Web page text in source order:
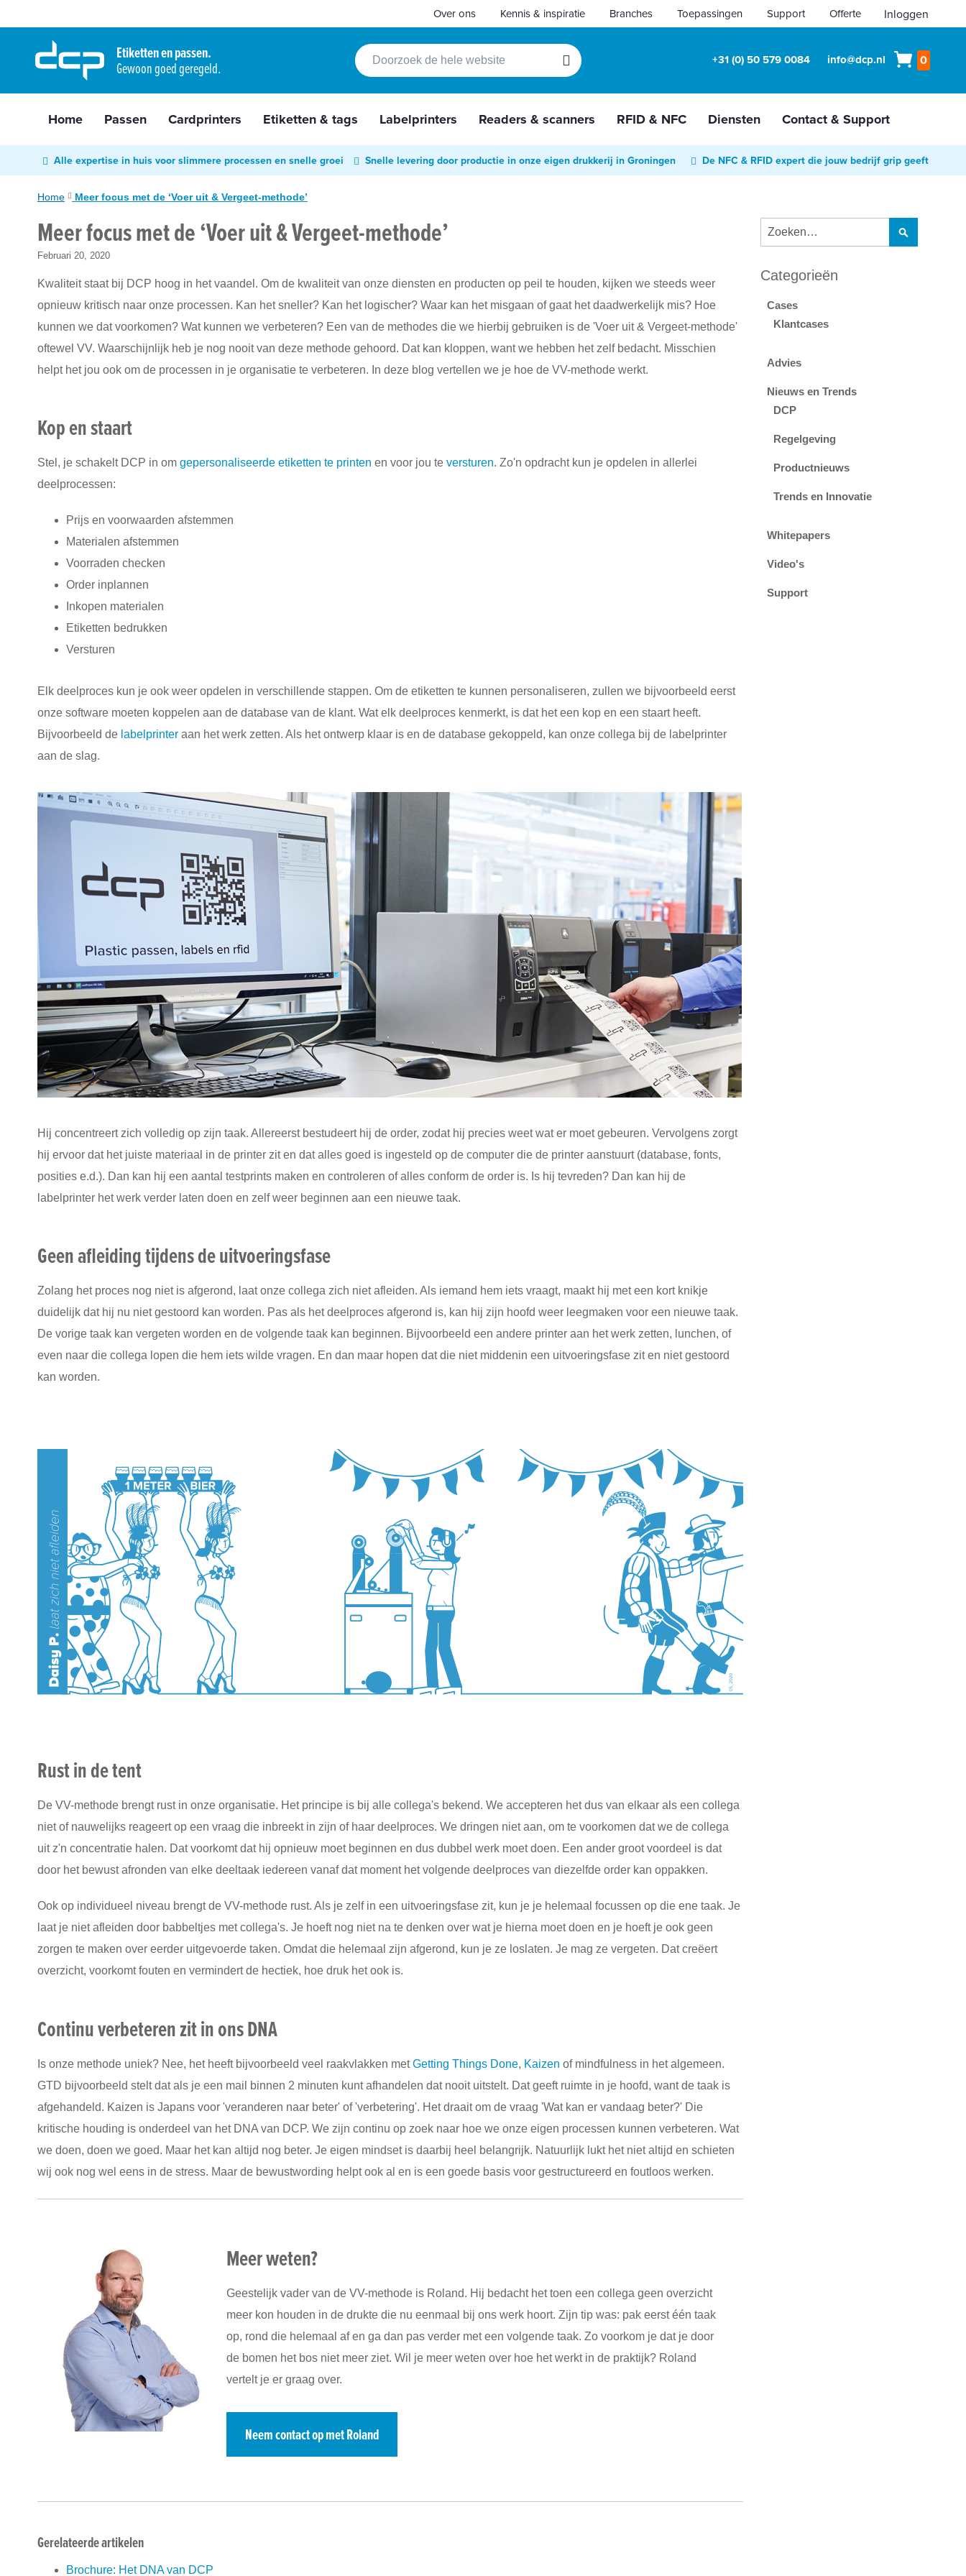
naar
de
inhoud
Inloggen
Over ons Kennis & inspiratie Branches Toepassingen Support Offerte
Etiketten en passen.
Gewoon goed geregeld. Zoek
Zoek +31 (0) 50 579 0084 info@dcp.nl 0
Passen
Cardprinters
&
Readers
&
Contact
Support
Home Passen Cardprinters Etiketten & tags Labelprinters Readers & scanners RFID & NFC Diensten Contact & Support
Alle expertise in huis voor slimmere processen en snelle groei Snelle levering door productie in onze eigen drukkerij in Groningen De NFC & RFID expert die jouw bedrijf grip geeft
Home Meer focus met de ‘Voer uit & Vergeet-methode’
Meer focus met de ‘Voer uit & Vergeet-methode’
Februari 20, 2020
Kwaliteit staat bij DCP hoog in het vaandel. Om de kwaliteit van onze diensten en producten op peil te houden, kijken we steeds weer
opnieuw kritisch naar onze processen. Kan het sneller? Kan het logischer? Waar kan het misgaan of gaat het daadwerkelijk mis? Hoe
kunnen we dat voorkomen? Wat kunnen we verbeteren? Een van de methodes die we hierbij gebruiken is de 'Voer uit & Vergeet-methode'
oftewel VV. Waarschijnlijk heb je nog nooit van deze methode gehoord. Dat kan kloppen, want we hebben het zelf bedacht. Misschien
helpt het jou ook om de processen in je organisatie te verbeteren. In deze blog vertellen we je hoe de VV-methode werkt.
Kop en staart
Stel, je schakelt DCP in om gepersonaliseerde etiketten te printen en voor jou te versturen. Zo'n opdracht kun je opdelen in allerlei
deelprocessen:
Prijs en voorwaarden afstemmen
Materialen afstemmen
Voorraden checken
Order inplannen
Inkopen materialen
Etiketten bedrukken
Versturen
Elk deelproces kun je ook weer opdelen in verschillende stappen. Om de etiketten te kunnen personaliseren, zullen we bijvoorbeeld eerst
onze software moeten koppelen aan de database van de klant. Wat elk deelproces kenmerkt, is dat het een kop en een staart heeft.
Bijvoorbeeld de labelprinter aan het werk zetten. Als het ontwerp klaar is en de database gekoppeld, kan onze collega bij de labelprinter
aan de slag.
Hij concentreert zich volledig op zijn taak. Allereerst bestudeert hij de order, zodat hij precies weet wat er moet gebeuren. Vervolgens zorgt
hij ervoor dat het juiste materiaal in de printer zit en dat alles goed is ingesteld op de computer die de printer aanstuurt (database, fonts,
posities e.d.). Dan kan hij een aantal testprints maken en controleren of alles conform de order is. Is hij tevreden? Dan kan hij de
labelprinter het werk verder laten doen en zelf weer beginnen aan een nieuwe taak.
Geen afleiding tijdens de uitvoeringsfase
Zolang het proces nog niet is afgerond, laat onze collega zich niet afleiden. Als iemand hem iets vraagt, maakt hij met een kort knikje
duidelijk dat hij nu niet gestoord kan worden. Pas als het deelproces afgerond is, kan hij zijn hoofd weer leegmaken voor een nieuwe taak.
De vorige taak kan vergeten worden en de volgende taak kan beginnen. Bijvoorbeeld een andere printer aan het werk zetten, lunchen, of
even naar die collega lopen die hem iets wilde vragen. En dan maar hopen dat die niet middenin een uitvoeringsfase zit en niet gestoord
kan worden.
Rust in de tent
De VV-methode brengt rust in onze organisatie. Het principe is bij alle collega's bekend. We accepteren het dus van elkaar als een collega
niet of nauwelijks reageert op een vraag die inbreekt in zijn of haar deelproces. We dringen niet aan, om te voorkomen dat we de collega
uit z'n concentratie halen. Dat voorkomt dat hij opnieuw moet beginnen en dus dubbel werk moet doen. Een ander groot voordeel is dat
door het bewust afronden van elke deeltaak iedereen vanaf dat moment het volgende deelproces van diezelfde order kan oppakken.
Ook op individueel niveau brengt de VV-methode rust. Als je zelf in een uitvoeringsfase zit, kun je je helemaal focussen op die ene taak. Je
laat je niet afleiden door babbeltjes met collega's. Je hoeft nog niet na te denken over wat je hierna moet doen en je hoeft je ook geen
zorgen te maken over eerder uitgevoerde taken. Omdat die helemaal zijn afgerond, kun je ze loslaten. Je mag ze vergeten. Dat creëert
overzicht, voorkomt fouten en vermindert de hectiek, hoe druk het ook is.
Continu verbeteren zit in ons DNA
Is onze methode uniek? Nee, het heeft bijvoorbeeld veel raakvlakken metGetting Things Done, Kaizen of mindfulness in het algemeen.
GTD bijvoorbeeld stelt dat als je een mail binnen 2 minuten kunt afhandelen dat nooit uitstelt. Dat geeft ruimte in je hoofd, want de taak is
afgehandeld. Kaizen is Japans voor 'veranderen naar beter' of 'verbetering'. Het draait om de vraag 'Wat kan er vandaag beter?' Die
kritische houding is onderdeel van het DNA van DCP. We zijn continu op zoek naar hoe we onze eigen processen kunnen verbeteren. Wat
we doen, doen we goed. Maar het kan altijd nog beter. Je eigen mindset is daarbij heel belangrijk. Natuurlijk lukt het niet altijd en schieten
wij ook nog wel eens in de stress. Maar de bewustwording helpt ook al en is een goede basis voor gestructureerd en foutloos werken.
Meer weten?
Geestelijk vader van de VV-methode is Roland. Hij bedacht het toen een collega geen overzicht
meer kon houden in de drukte die nu eenmaal bij ons werk hoort. Zijn tip was: pak eerst één taak
op, rond die helemaal af en ga dan pas verder met een volgende taak. Zo voorkom je dat je door
de bomen het bos niet meer ziet. Wil je meer weten over hoe het werkt in de praktijk? Roland
vertelt je er graag over.
Neem contact op met Roland
Gerelateerde artikelen
Brochure: Het DNA van DCP
Zoek
Categorieën
Cases
Klantcases
Advies
Nieuws en Trends
DCP
Regelgeving
Productnieuws
Trends en Innovatie
Whitepapers
Video's
Support